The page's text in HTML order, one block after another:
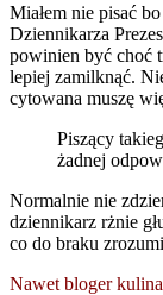
Miałem nie pisać
Dziennikarza
powinien być choć
lepiej zamilknąć.
cytowana muszę
Piszący
żadnej
Normalnie nie
dziennikarz rżnie
co do braku
Nawet bloger